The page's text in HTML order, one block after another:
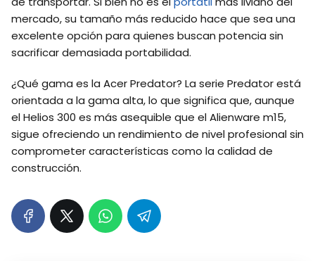
mercado, su tamaño más reducido hace que sea una
excelente opción para quienes buscan potencia sin
sacrificar demasiada portabilidad.
¿Qué gama es la Acer Predator? La serie Predator está
orientada a la gama alta, lo que significa que, aunque
el Helios 300 es más asequible que el Alienware m15,
sigue ofreciendo un rendimiento de nivel profesional sin
comprometer características como la calidad de
construcción.